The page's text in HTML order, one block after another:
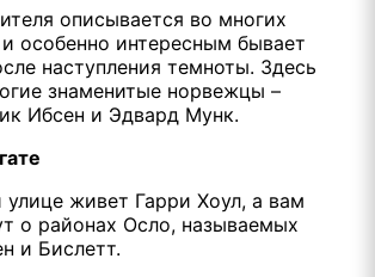
описывается во многих
особенно интересным бывает
наступления темноты. Здесь
знаменитые норвежцы –
Ибсен и Эдвард Мунк.
живет Гарри Хоул, а вам
о районах Осло, называемых
и Бислетт.